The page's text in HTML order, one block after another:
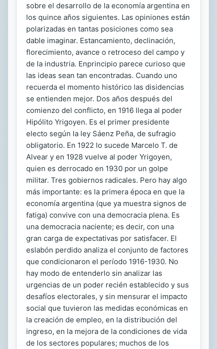
sobre el desarrollo de la economía argentina en
los quince años siguientes. Las opiniones están
polarizadas en tantas posiciones como sea
dable imaginar. Estancamiento, declinación,
florecimiento, avance o retroceso del campo y
de la industria. Enprincipio parece curioso que
las ideas sean tan encontradas. Cuando uno
recuerda el momento histórico las disidencias
se entienden mejor. Dos años después del
comienzo del conflicto, en 1916 llega al poder
Hipólito Yrigoyen. Es el primer presidente
electo según la ley Sáenz Peña, de sufragio
obligatorio. En 1922 lo sucede Marcelo T. de
Alvear y en 1928 vuelve al poder Yrigoyen,
quien es derrocado en 1930 por un golpe
militar. Tres gobiernos radicales. Pero hay algo
más importante: es la primera época en que la
economía argentina (que ya muestra signos de
fatiga) convive con una democracia plena. Es
una democracia naciente; es decir, con una
gran carga de expectativas por satisfacer. El
eslabón perdido analiza el conjunto de factores
que condicionaron el período 1916-1930. No
hay modo de entenderlo sin analizar las
urgencias de un poder recién establecido y sus
desafíos electorales, y sin mensurar el impacto
social que tuvieron las medidas económicas en
la creación de empleo, en la distribución del
ingreso, en la mejora de la condiciones de vida
de los sectores populares; muchos de los